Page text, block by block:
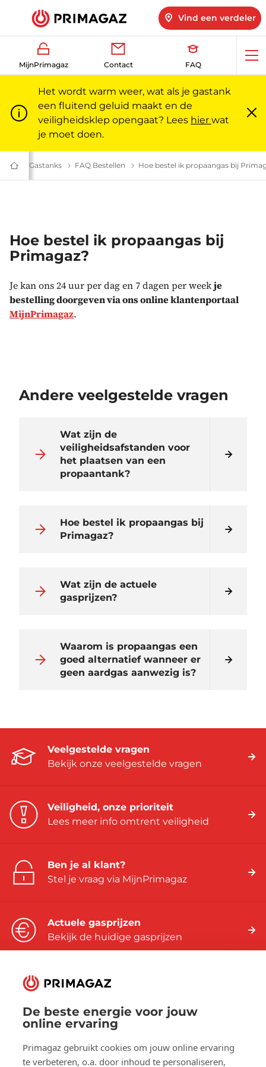
De beste energie voor jouw
online ervaring
Primagaz gebruikt cookies om jouw online ervaring
te verbeteren, o.a. door inhoud te personaliseren,
Vind een verdeler
MijnPrimagaz Contact FAQ
Het wordt warm weer, wat als je gastank
een fluitend geluid maakt en de
veiligheidsklep opengaat? Lees hier wat
je moet doen.
Gas
voor
Veelgestelde vragen | Primagaz
FAQ Gastanks Gastanks: veelgestelde vragen | Primagaz
FAQ Bestellen Gas bestellen voor je gastank |
Hoe bestel ik propaangas bij
Hoe bestel ik propaangas bij
Primagaz?
Je kan ons 24 uur per dag en 7 dagen per weekje
bestelling doorgeven viaons online klantenportaal
MijnPrimagaz.
Andere veelgestelde vragen
Wat zijn de
veiligheidsafstanden voor
het plaatsen van een
propaantank?
Hoe bestel ik propaangas bij
Primagaz?
Wat zijn de actuele
gasprijzen?
Waarom is propaangas een
goed alternatief wanneer er
geen aardgas aanwezig is?
Veelgestelde vragen
Bekijk onze veelgestelde vragen
Veiligheid, onze prioriteit
Lees meer info omtrent veiligheid
Ben je al klant?
Stel je vraag via MijnPrimagaz
Actuele gasprijzen
Bekijk de huidige gasprijzen
Volg ons op:
LinkedIn